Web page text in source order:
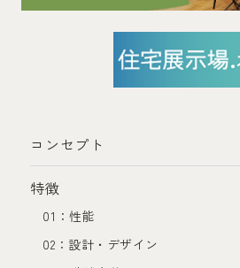
コンセプト
特徴
01：性能
02：設計・デザイン